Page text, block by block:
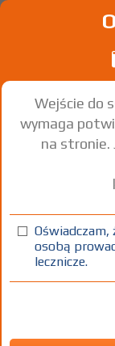
Jodek
tabl.
100%
21,00
Wejście do
wymaga
na stronie.
osobą
lecznicze.